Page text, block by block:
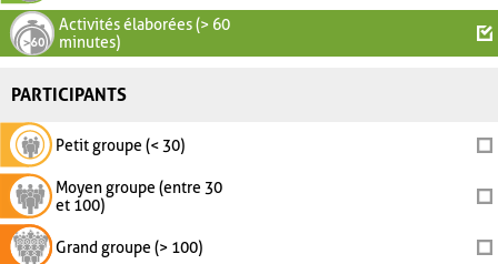
Activités élaborées (> 60
minutes)
PARTICIPANTS
Petit groupe (< 30)
Moyen groupe (entre 30
et 100)
Grand groupe (> 100)